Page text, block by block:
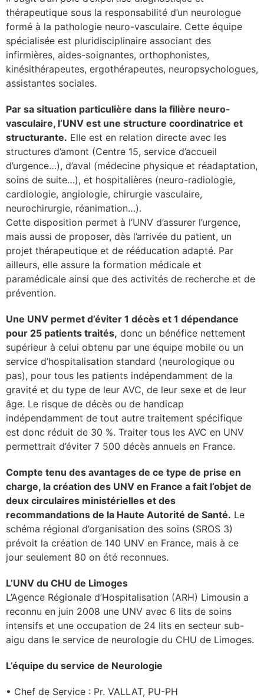
thérapeutique sous la responsabilité d’un neurologue
formé à la pathologie neuro-vasculaire. Cette équipe
spécialisée est pluridisciplinaire associant des
infirmières, aides-soignantes, orthophonistes,
kinésithérapeutes, ergothérapeutes, neuropsychologues,
assistantes sociales.
Par sa situation particulière dans la filière neuro-
vasculaire, l’UNV est une structure coordinatrice et
structurante. Elle est en relation directe avec les
structures d’amont (Centre 15, service d’accueil
d’urgence…), d’aval (médecine physique et réadaptation,
soins de suite…), et hospitalières (neuro-radiologie,
cardiologie, angiologie, chirurgie vasculaire,
neurochirurgie, réanimation…).
Cette disposition permet à l’UNV d’assurer l’urgence,
mais aussi de proposer, dès l’arrivée du patient, un
projet thérapeutique et de rééducation adapté. Par
ailleurs, elle assure la formation médicale et
paramédicale ainsi que des activités de recherche et de
prévention.
Une UNV permet d’éviter 1 décès et 1 dépendance
pour 25 patients traités, donc un bénéfice nettement
supérieur à celui obtenu par une équipe mobile ou un
service d’hospitalisation standard (neurologique ou
pas), pour tous les patients indépendamment de la
gravité et du type de leur AVC, de leur sexe et de leur
âge. Le risque de décès ou de handicap
indépendamment de tout autre traitement spécifique
est donc réduit de 30 %. Traiter tous les AVC en UNV
permettrait d’éviter 7 500 décès annuels en France.
Compte tenu des avantages de ce type de prise en
charge, la création des UNV en France a fait l’objet de
deux circulaires ministérielles et des
recommandations de la Haute Autorité de Santé. Le
schéma régional d’organisation des soins (SROS 3)
prévoit la création de 140 UNV en France, mais à ce
jour seulement 80 on été reconnues.
L’UNV du CHU de Limoges
L’Agence Régionale d’Hospitalisation (ARH) Limousin a
reconnu en juin 2008 une UNV avec 6 lits de soins
intensifs et une occupation de 24 lits en secteur sub-
aigu dans le service de neurologie du CHU de Limoges.
L’équipe du service de Neurologie
• Chef de Service : Pr. VALLAT, PU-PH